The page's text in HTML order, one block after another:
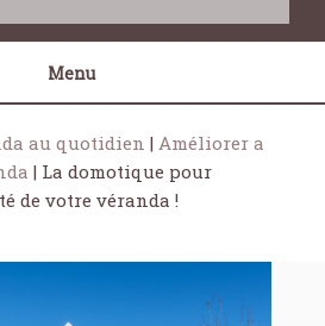
Menu
au quotidien | Améliorer a
| La domotique pour
de votre véranda !